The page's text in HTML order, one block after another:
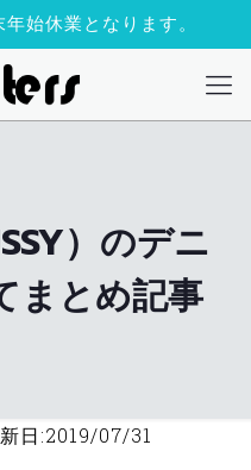
始休業となります。
）のデニ
まとめ記事
日:2019/07/31